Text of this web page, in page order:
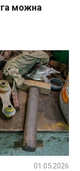
можна
01.05.2026